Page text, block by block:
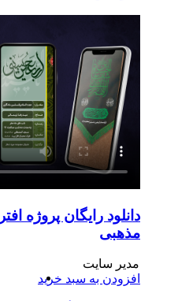
دانلود رایگان پروژه
مذهبی
مدیر سایت
افزودن به سبد خرید